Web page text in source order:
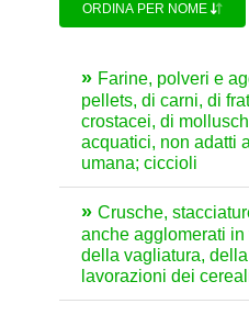
ORDINA PER NOME
Farine, polveri e
pellets, di carni, di
crostacei, di
acquatici, non adatti
umana; ciccioli
Crusche,
anche agglomerati in
della vagliatura,
lavorazioni dei